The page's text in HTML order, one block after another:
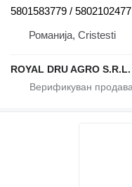
5801583779 / 5802102477
Романија, Cristesti
ROYAL DRU AGRO S.R.L.